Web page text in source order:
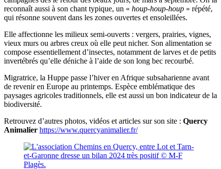
reconnaît aussi à son chant typique, un « houp-houp-houp » répété,
qui résonne souvent dans les zones ouvertes et ensoleillées.
Elle affectionne les milieux semi-ouverts : vergers, prairies, vignes,
vieux murs ou arbres creux où elle peut nicher. Son alimentation se
compose essentiellement d’insectes, notamment de larves et de petits
invertébrés qu’elle déniche à l’aide de son long bec recourbé.
Migratrice, la Huppe passe l’hiver en Afrique subsaharienne avant
de revenir en Europe au printemps. Espèce emblématique des
paysages agricoles traditionnels, elle est aussi un bon indicateur de la
biodiversité.
Retrouvez d’autres photos, vidéos et articles sur son site : Quercy
Animalier https://www.quercyanimalier.fr/